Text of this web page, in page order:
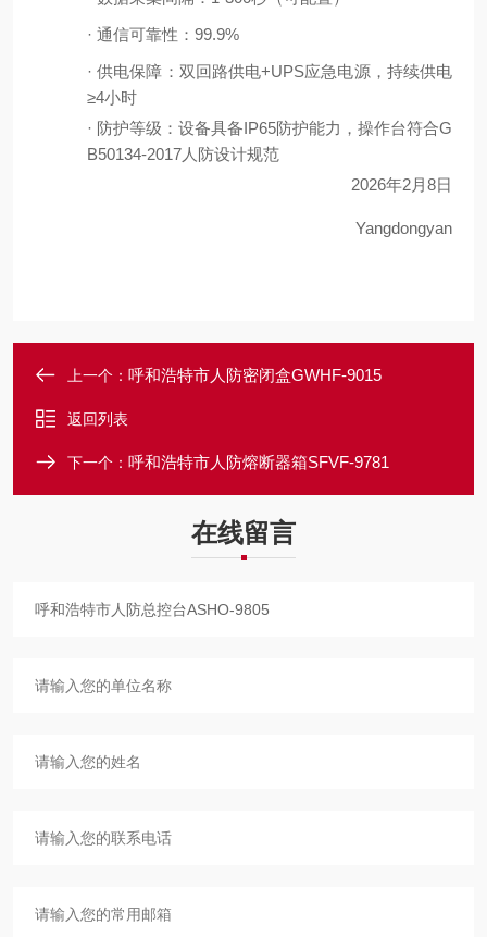
· 通信可靠性： 99.9%
· 供电保障：双回路供电+UPS应急电源，持续供电
≥4小时
· 防护等级：设备具备IP65防护能力，操作台符合G
B50134-2017人防设计规范
2026年2月8日
Yangdongyan
上一个： 呼和浩特市人防密闭盒GWHF-9015
返回列表
下一个： 呼和浩特市人防熔断器箱SFVF-9781
在线留言